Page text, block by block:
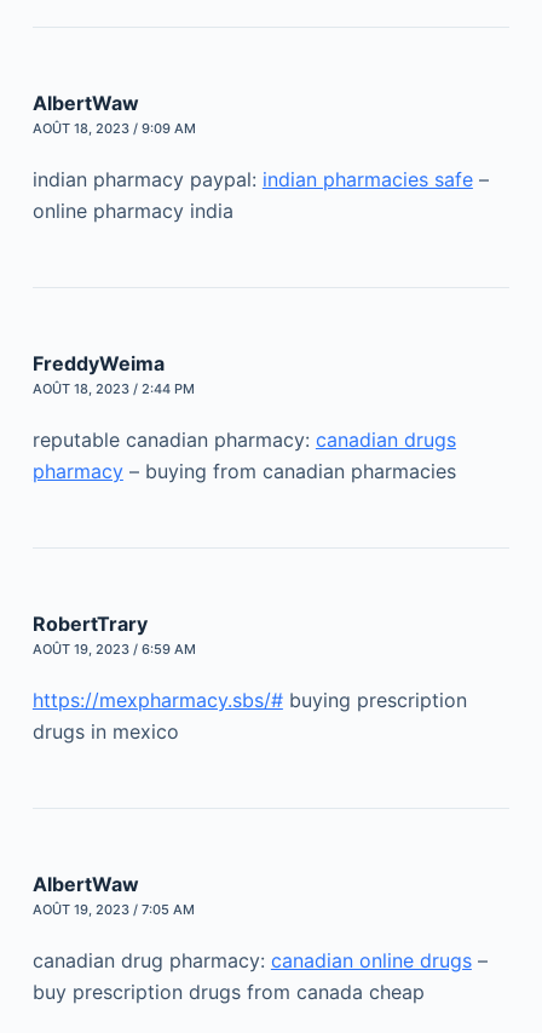
AlbertWaw
AOÛT 18, 2023 / 9:09 AM
indian pharmacy paypal: indian pharmacies safe–
online pharmacy india
FreddyWeima
AOÛT 18, 2023 / 2:44 PM
reputable canadian pharmacy: canadian drugs
pharmacy– buying from canadian pharmacies
RobertTrary
AOÛT 19, 2023 / 6:59 AM
https://mexpharmacy.sbs/#buying prescription
drugs in mexico
AlbertWaw
AOÛT 19, 2023 / 7:05 AM
canadian drug pharmacy: canadian online drugs–
buy prescription drugs from canada cheap